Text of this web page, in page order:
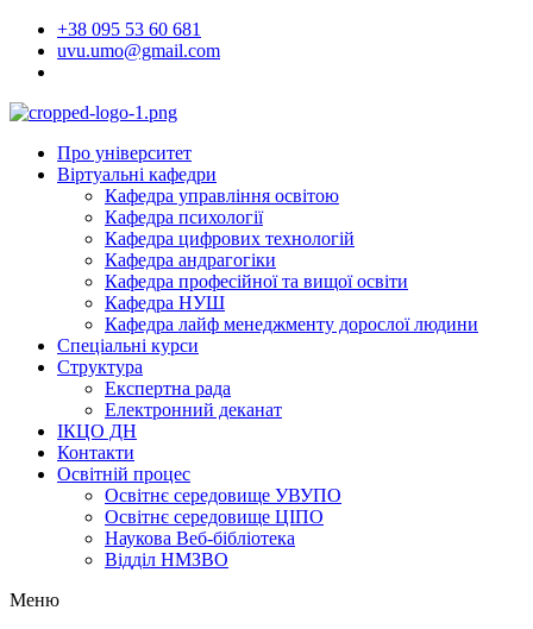
Перейти
вмісту
+38 095 53 60 681
uvu.umo@gmail.com
Про університет
Віртуальні кафедри
Кафедра управління освітою
Кафедра психології
Кафедра цифрових технологій
Кафедра андрагогіки
Кафедра професійної та вищої освіти
Кафедра НУШ
Кафедра лайф менеджменту дорослої людини
Спеціальні курси
Структура
Експертна рада
Електронний деканат
ІКЦО ДН
Контакти
Освітній процес
Освітнє середовище УВУПО
Освітнє середовище ЦІПО
Наукова Веб-бібліотека
Відділ НМЗВО
Меню